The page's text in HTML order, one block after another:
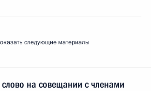
следующие материалы
слово на совещании с членами